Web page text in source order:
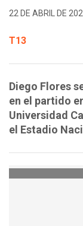
22 DE ABRIL DE
T13
Diego Flores
en el partido
Universidad
el Estadio